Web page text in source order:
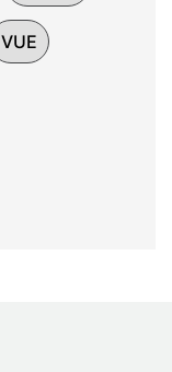
VUE